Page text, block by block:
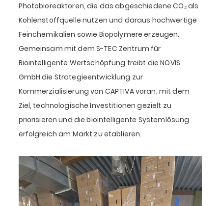
Photobioreaktoren, die das abgeschiedene CO₂ als
Kohlenstoffquelle nutzen und daraus hochwertige
Feinchemikalien sowie Biopolymere erzeugen.
Gemeinsam mit dem S-TEC Zentrum für
Biointelligente Wertschöpfung treibt die NOVIS
GmbH die Strategieentwicklung zur
Kommerzialisierung von CAPTIVA voran, mit dem
Ziel, technologische Investitionen gezielt zu
priorisieren und die biointelligente Systemlösung
erfolgreich am Markt zu etablieren.